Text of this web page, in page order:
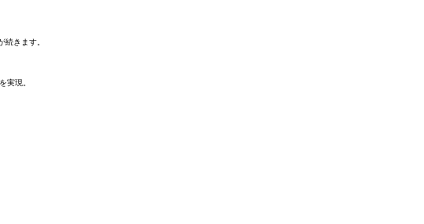
きます。
実現。